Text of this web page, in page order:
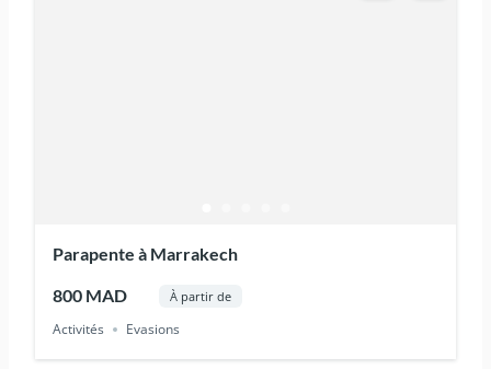
Parapente à Marrakech
800 MAD À partir de
Activités Evasions